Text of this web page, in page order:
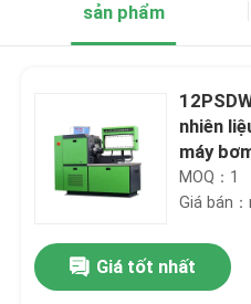
sản phẩm
nhiên
máy
IP54
MOQ：1
Giá bán
Giá tốt nhất